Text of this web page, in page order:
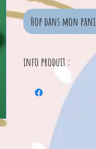
Hop dans mon
info produit :
Cette pâte à
l'air libre en
créations
au sapin !